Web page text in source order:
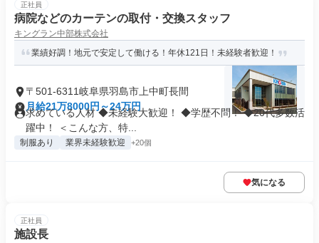
正社員
病院などのカーテンの取付・交換スタッフ
キングラン中部株式会社
業績好調！地元で安定して働ける！年休121日！未経験者歓迎！
〒501-6311岐阜県羽島市上中町長間
月給21万8000円～24万円
求めている人材 ◆未経験大歓迎！ ◆学歴不問！ ◆20代多数活
躍中！ ＜こんな方、特...
制服あり 業界未経験歓迎 +20個
気になる
正社員
施設長